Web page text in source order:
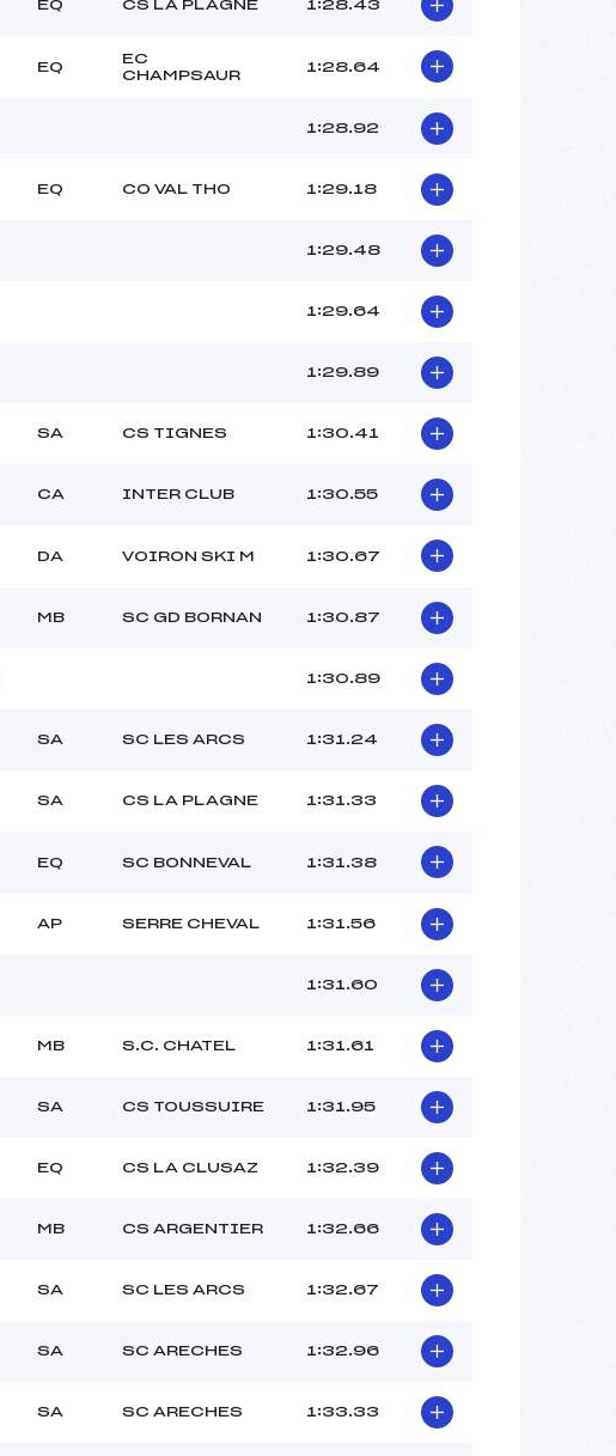
– 3
EQ CS LA PLAGNE 1:28.43
EQ
EC
CHAMPSAUR
1:28.64
1:28.92
EQ CO VAL THO 1:29.18
1:29.48
1:29.64
1:29.89
SA CS TIGNES 1:30.41
CA INTER CLUB 1:30.55
DA VOIRON SKI M 1:30.67
MB SC GD BORNAN 1:30.87
1:30.89
SA SC LES ARCS 1:31.24
SA CS LA PLAGNE 1:31.33
EQ SC BONNEVAL 1:31.38
AP SERRE CHEVAL 1:31.56
1:31.60
MB S.C. CHATEL 1:31.61
SA CS TOUSSUIRE 1:31.95
EQ CS LA CLUSAZ 1:32.39
MB CS ARGENTIER 1:32.66
SA SC LES ARCS 1:32.67
SA SC ARECHES 1:32.96
SA SC ARECHES 1:33.33